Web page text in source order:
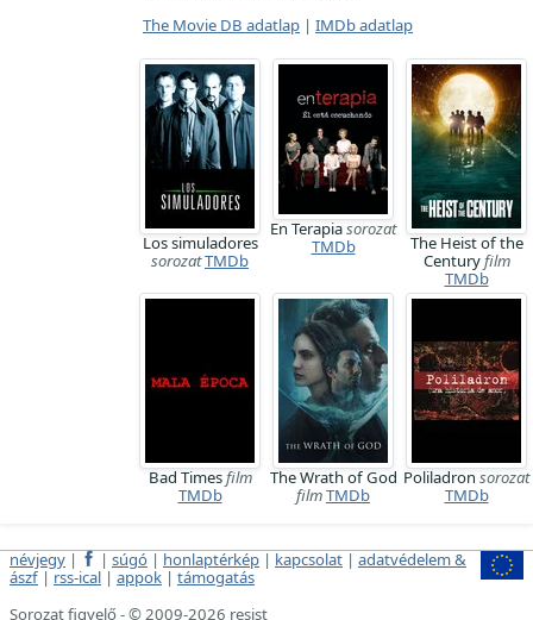
The Movie DB adatlap | IMDb adatlap
Los simuladores
sorozatTMDb
En Terapiasorozat
TMDb
The Heist of the
Centuryfilm
TMDb
Bad Timesfilm
TMDb
The Wrath of God
filmTMDb
Poliladron sorozat
TMDb
névjegy | | súgó | honlaptérkép | kapcsolat | adatvédelem &
ászf | rss-ical | appok | támogatás
Sorozat figyelő - © 2009-2026 resist